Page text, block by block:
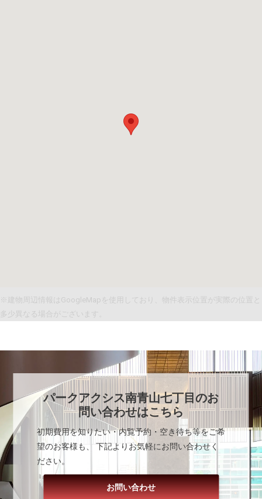
※建物周辺情報はGoogleMapを使用しており、物件表示位置が実際の位置と
多少異なる場合がございます。
パークアクシス南青山七丁目 のお
問い合わせはこちら
初期費用を知りたい・内覧予約・空き待ち等をご希
望のお客様も、 下記よりお気軽にお問い合わせく
ださい。
お問い合わせ